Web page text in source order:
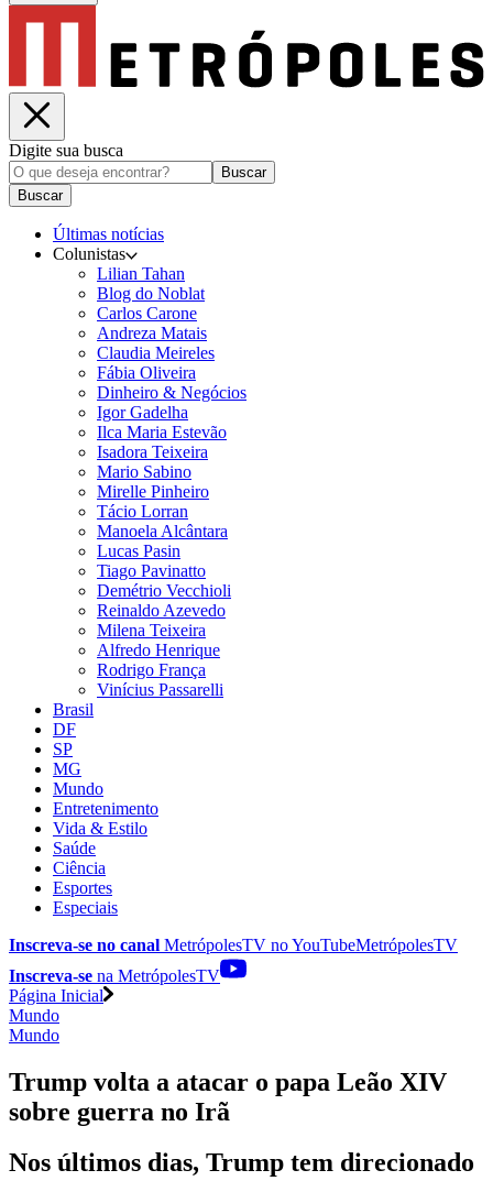
Digite sua busca
Buscar
Buscar
Últimas notícias
Colunistas
Lilian Tahan
Blog do Noblat
Carlos Carone
Andreza Matais
Claudia Meireles
Fábia Oliveira
Dinheiro & Negócios
Igor Gadelha
Ilca Maria Estevão
Isadora Teixeira
Mario Sabino
Mirelle Pinheiro
Tácio Lorran
Manoela Alcântara
Lucas Pasin
Tiago Pavinatto
Demétrio Vecchioli
Reinaldo Azevedo
Milena Teixeira
Alfredo Henrique
Rodrigo França
Vinícius Passarelli
Brasil
DF
SP
MG
Mundo
Entretenimento
Vida & Estilo
Saúde
Ciência
Esportes
Especiais
Inscreva-se no canal MetrópolesTV noYouTubeMetrópolesTV
Inscreva-se na MetrópolesTV
Página Inicial
Mundo
Mundo
Trump volta a atacar o papa Leão XIV
sobre guerra no Irã
Nos últimos dias, Trump tem direcionado